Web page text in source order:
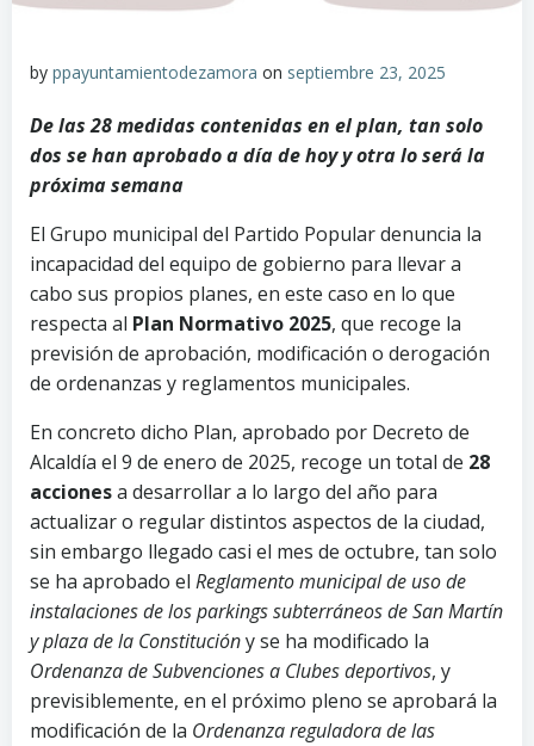
by ppayuntamientodezamora on septiembre 23, 2025
De las 28 medidas contenidas en el plan, tan solo
dos se han aprobado a día de hoy y otra lo será la
próxima semana
El Grupo municipal del Partido Popular denuncia la
incapacidad del equipo de gobierno para llevar a
cabo sus propios planes, en este caso en lo que
respecta al Plan Normativo 2025, que recoge la
previsión de aprobación, modificación o derogación
de ordenanzas y reglamentos municipales.
En concreto dicho Plan, aprobado por Decreto de
Alcaldía el 9 de enero de 2025, recoge un total de 28
accionesa desarrollar a lo largo del año para
actualizar o regular distintos aspectos de la ciudad,
sin embargo llegado casi el mes de octubre, tan solo
se ha aprobado el Reglamento municipal de uso de
instalaciones de los parkings subterráneos de San Martín
y plaza de la Constitucióny se ha modificado la
Ordenanza de Subvenciones a Clubes deportivos, y
previsiblemente, en el próximo pleno se aprobará la
modificación de la Ordenanza reguladora de las